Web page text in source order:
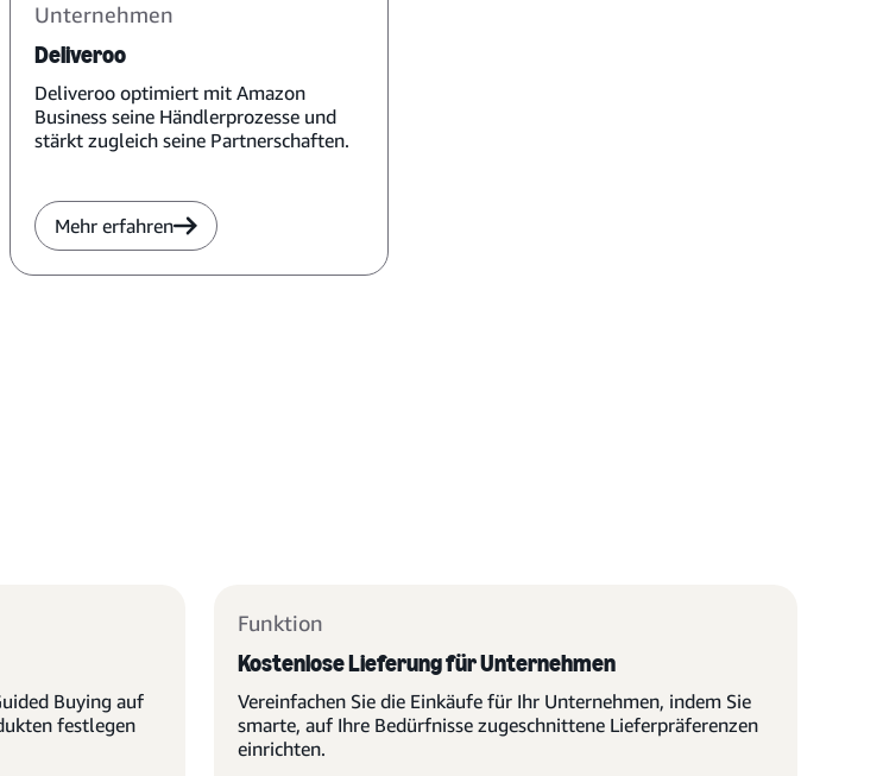
Unternehmen
Deliveroo
Deliveroo optimiert mit Amazon
Business seine Händlerprozesse und
stärkt zugleich seine Partnerschaften.
Mehr erfahren
Buying auf
festlegen
Funktion
Kostenlose Lieferung für Unternehmen
Vereinfachen Sie die Einkäufe für Ihr Unternehmen, indem Sie
smarte, auf Ihre Bedürfnisse zugeschnittene Lieferpräferenzen
einrichten.